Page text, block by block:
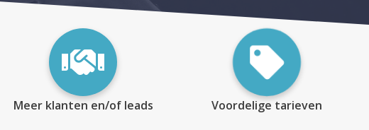
Meer klanten en/of leads Voordelige tarieven